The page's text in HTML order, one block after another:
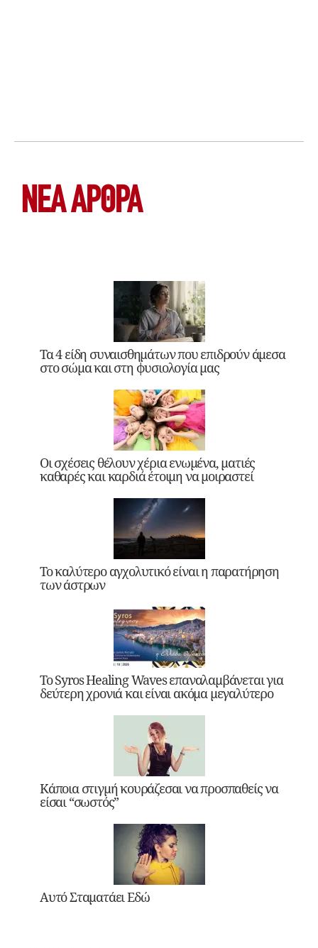
ΝΕΑ ΆΡΘΡΑ
Τα 4 είδη συναισθημάτων που επιδρούν άμεσα
στο σώμα και στη φυσιολογία μας
Οι σχέσεις θέλουν χέρια ενωμένα, ματιές
καθαρές και καρδιά έτοιμη να μοιραστεί
Το καλύτερο αγχολυτικό είναι η παρατήρηση
των άστρων
Το Syros Healing Waves επαναλαμβάνεται για
δεύτερη χρονιά και είναι ακόμα μεγαλύτερο
Κάποια στιγμή κουράζεσαι να προσπαθείς να
είσαι “σωστός”
Αυτό Σταματάει Εδώ